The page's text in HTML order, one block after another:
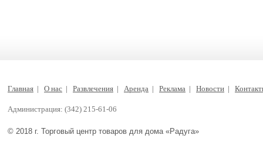
Администрация: (342) 215-61-06
© 2018 г. Торговый центр товаров для дома «Радуга»
Главная | О нас | Развлечения | Аренда | Реклама | Новости |